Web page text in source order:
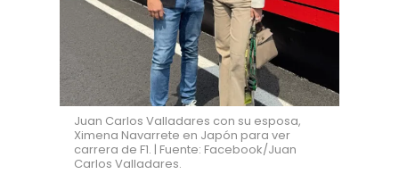
Juan Carlos Valladares con su esposa,
Ximena Navarrete en Japón para ver
carrera de F1. | Fuente: Facebook/Juan
Carlos Valladares.